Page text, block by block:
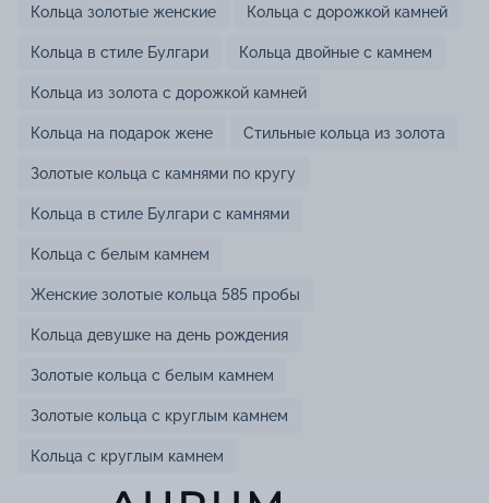
Кольца золотые женские Кольца с дорожкой камней
Кольца в стиле Булгари Кольца двойные с камнем
Кольца из золота с дорожкой камней
Кольца на подарок жене Стильные кольца из золота
Золотые кольца с камнями по кругу
Кольца в стиле Булгари с камнями
Кольца с белым камнем
Женские золотые кольца 585 пробы
Кольца девушке на день рождения
Золотые кольца с белым камнем
Золотые кольца с круглым камнем
Кольца с круглым камнем